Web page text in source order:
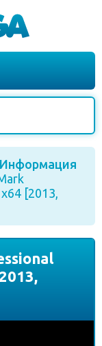
Информация
[2013,